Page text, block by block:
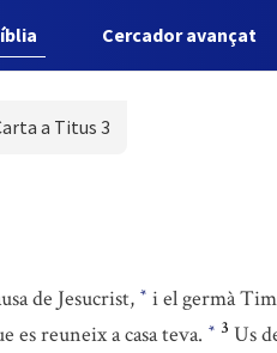
Cercador avançat
a Titus 3
de Jesucrist, * i el germà
es reuneix a casa teva. * 3 Us